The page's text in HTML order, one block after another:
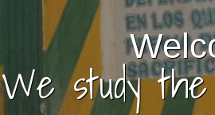
We study